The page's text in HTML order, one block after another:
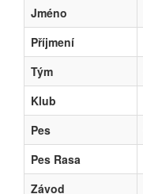
Jméno
Příjmení
Tým
Klub
Pes
Pes Rasa
Závod